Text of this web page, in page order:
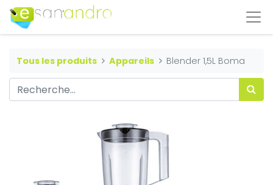
Tous les produits Appareils Blender 1,5L Boma